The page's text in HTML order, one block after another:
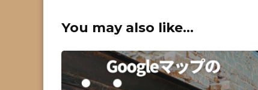
You may also like...